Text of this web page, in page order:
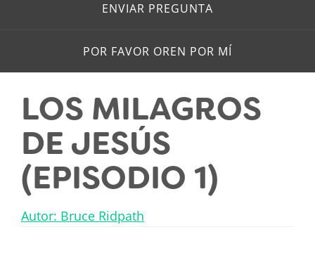
ENVIAR PREGUNTA
POR FAVOR OREN POR MÍ
LOS MILAGROS
DE JESÚS
(EPISODIO 1)
Autor: Bruce Ridpath